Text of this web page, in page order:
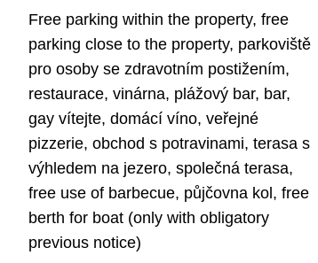
Free parking within the property, free
parking close to the property, parkoviště
pro osoby se zdravotním postižením,
restaurace, vinárna, plážový bar, bar,
gay vítejte, domácí víno, veřejné
pizzerie, obchod s potravinami, terasa s
výhledem na jezero, společná terasa,
free use of barbecue, půjčovna kol, free
berth for boat (only with obligatory
previous notice)